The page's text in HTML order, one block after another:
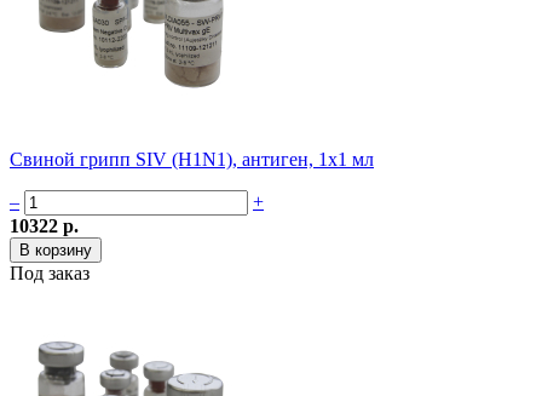
Свиной грипп SIV (H1N1), антиген, 1х1 мл
–
+
10322 р.
Под заказ